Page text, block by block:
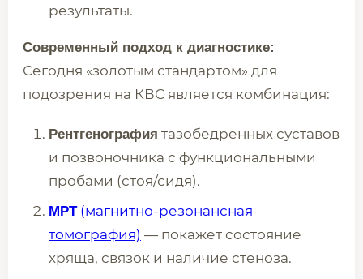
результаты.
Современный подход к диагностике:
Сегодня «золотым стандартом» для
подозрения на КВС является комбинация:
Рентгенография тазобедренных суставов
и позвоночника с функциональными
пробами (стоя/сидя).
МРТ(магнитно-резонансная
томография) — покажет состояние
хряща, связок и наличие стеноза.